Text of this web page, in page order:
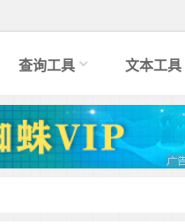
查询工具 文本工具